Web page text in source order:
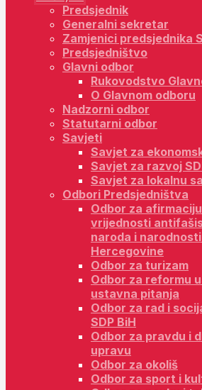
Predsjednik
Generalni sekretar
Zamjenici predsjednika
Predsjedništvo
Glavni odbor
Rukovodstvo
O Glavnom odboru
Nadzorni odbor
Statutarni odbor
Savjeti
Savjet za
Savjet za razvoj
Savjet za lokalnu
Odbori Predsjedništva
Odbor za
vrijednosti
naroda i
Hercegovine
Odbor za turizam
Odbor za reformu
ustavna pitanja
Odbor za rad i
SDP BiH
Odbor za pravdu i
upravu
Odbor za okoliš
Odbor za sport i